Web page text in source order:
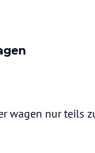
wagen nur teils